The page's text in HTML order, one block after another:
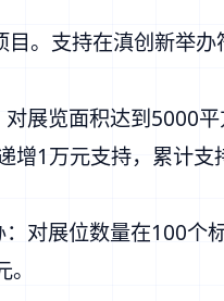
目。支持在滇创新举
展览面积达到5000
增1万元支持，累计支
对展位数量在100个